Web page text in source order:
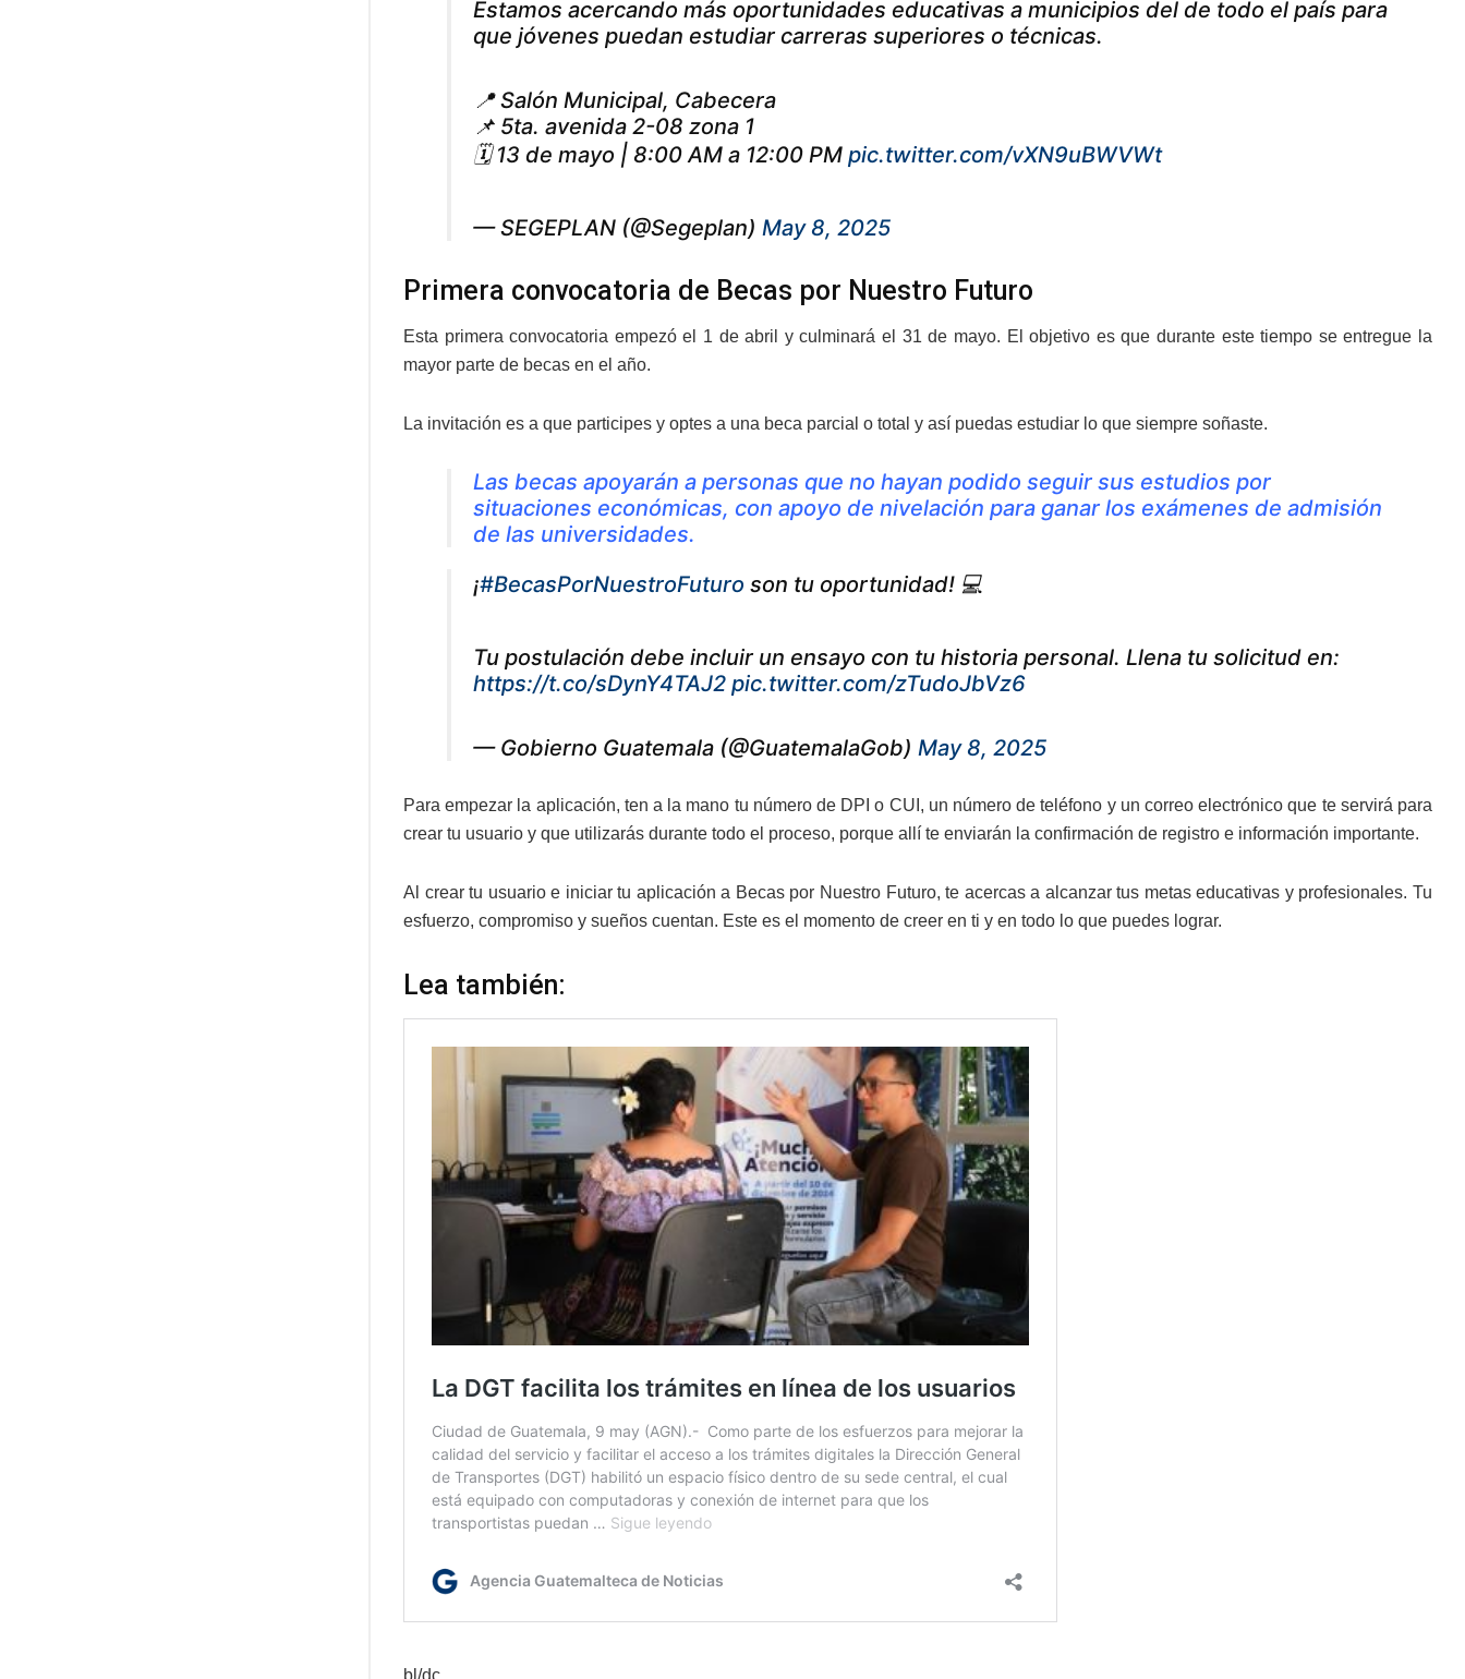
Estamos acercando más oportunidades educativas a municipios del de todo el país para
que jóvenes puedan estudiar carreras superiores o técnicas.
📍 Salón Municipal, Cabecera
📌 5ta. avenida 2-08 zona 1
🗓️ 13 de mayo | 8:00 AM a 12:00 PM pic.twitter.com/vXN9uBWVWt
— SEGEPLAN (@Segeplan) May 8, 2025
Primera convocatoria de Becas por Nuestro Futuro
Esta primera convocatoria empezó el 1 de abril y culminará el 31 de mayo. El objetivo es que durante este tiempo se entregue la
mayor parte de becas en el año.
La invitación es a que participes y optes a una beca parcial o total y así puedas estudiar lo que siempre soñaste.
Las becas apoyarán a personas que no hayan podido seguir sus estudios por
situaciones económicas, con apoyo de nivelación para ganar los exámenes de admisión
de las universidades.
¡#BecasPorNuestroFuturo son tu oportunidad! 💻​
Tu postulación debe incluir un ensayo con tu historia personal. Llena tu solicitud en:
https://t.co/sDynY4TAJ2 pic.twitter.com/zTudoJbVz6
— Gobierno Guatemala (@GuatemalaGob) May 8, 2025
Para empezar la aplicación, ten a la mano tu número de DPI o CUI, un número de teléfono y un correo electrónico que te servirá para
crear tu usuario y que utilizarás durante todo el proceso, porque allí te enviarán la confirmación de registro e información importante.
Al crear tu usuario e iniciar tu aplicación a Becas por Nuestro Futuro, te acercas a alcanzar tus metas educativas y profesionales. Tu
esfuerzo, compromiso y sueños cuentan. Este es el momento de creer en ti y en todo lo que puedes lograr.
Lea también:
bl/dc